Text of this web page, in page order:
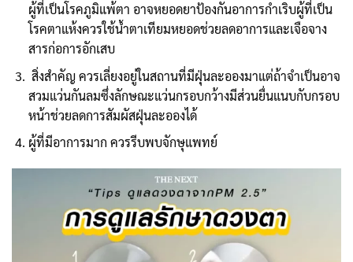
ผู้ที่เป็นโรคภูมิแพ้ตา อาจหยอดยาป้องกันอาการกำเริบผู้ที่เป็น
โรคตาแห้งควรใช้น้ำตาเทียมหยอดช่วยลดอาการและเจือจาง
สารก่อการอักเสบ
สิ่งสำคัญ ควรเลี่ยงอยู่ในสถานที่มีฝุ่นละอองมาแต่ถ้าจำเป็นอาจ
สวมแว่นกันลมซึ่งลักษณะแว่นกรอบกว้างมีส่วนยื่นแนบกับกรอบ
หน้าช่วยลดการสัมผัสฝุ่นละอองได้
ผู้ที่มีอาการมาก ควรรีบพบจักษุแพทย์